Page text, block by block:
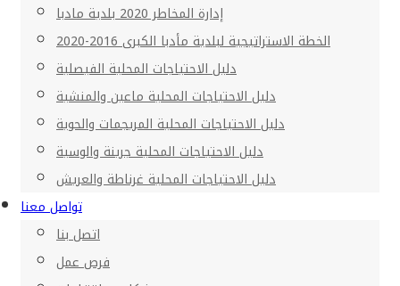
إدارة المخاطر 2020 بلدية مادبا
الخطة الاستراتيجية لبلدية مأدبا الكبرى 2016-2020
دليل الاحتياجات المحلية الفيصلية
دليل الاحتياجات المحلية ماعين والمنشية
دليل الاحتياجات المحلية المريجمات والحوية
دليل الاحتياجات المحلية جرينة والوسية
دليل الاحتياجات المحلية غرناطة والعريش
تواصل معنا
اتصل بنا
فرص عمل